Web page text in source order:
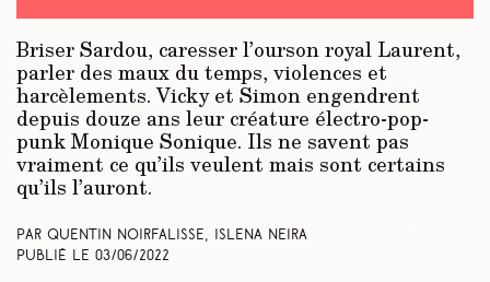
Briser Sardou, caresser l’ourson royal Laurent,
parler des maux du temps, violences et
harcèlements. Vicky et Simon engendrent
depuis douze ans leur créature électro-pop-
punk Monique Sonique. Ils ne savent pas
vraiment ce qu’ils veulent mais sont certains
qu’ils l’auront.
Par Quentin Noirfalisse, Islena Neira
Publié le 03/06/2022